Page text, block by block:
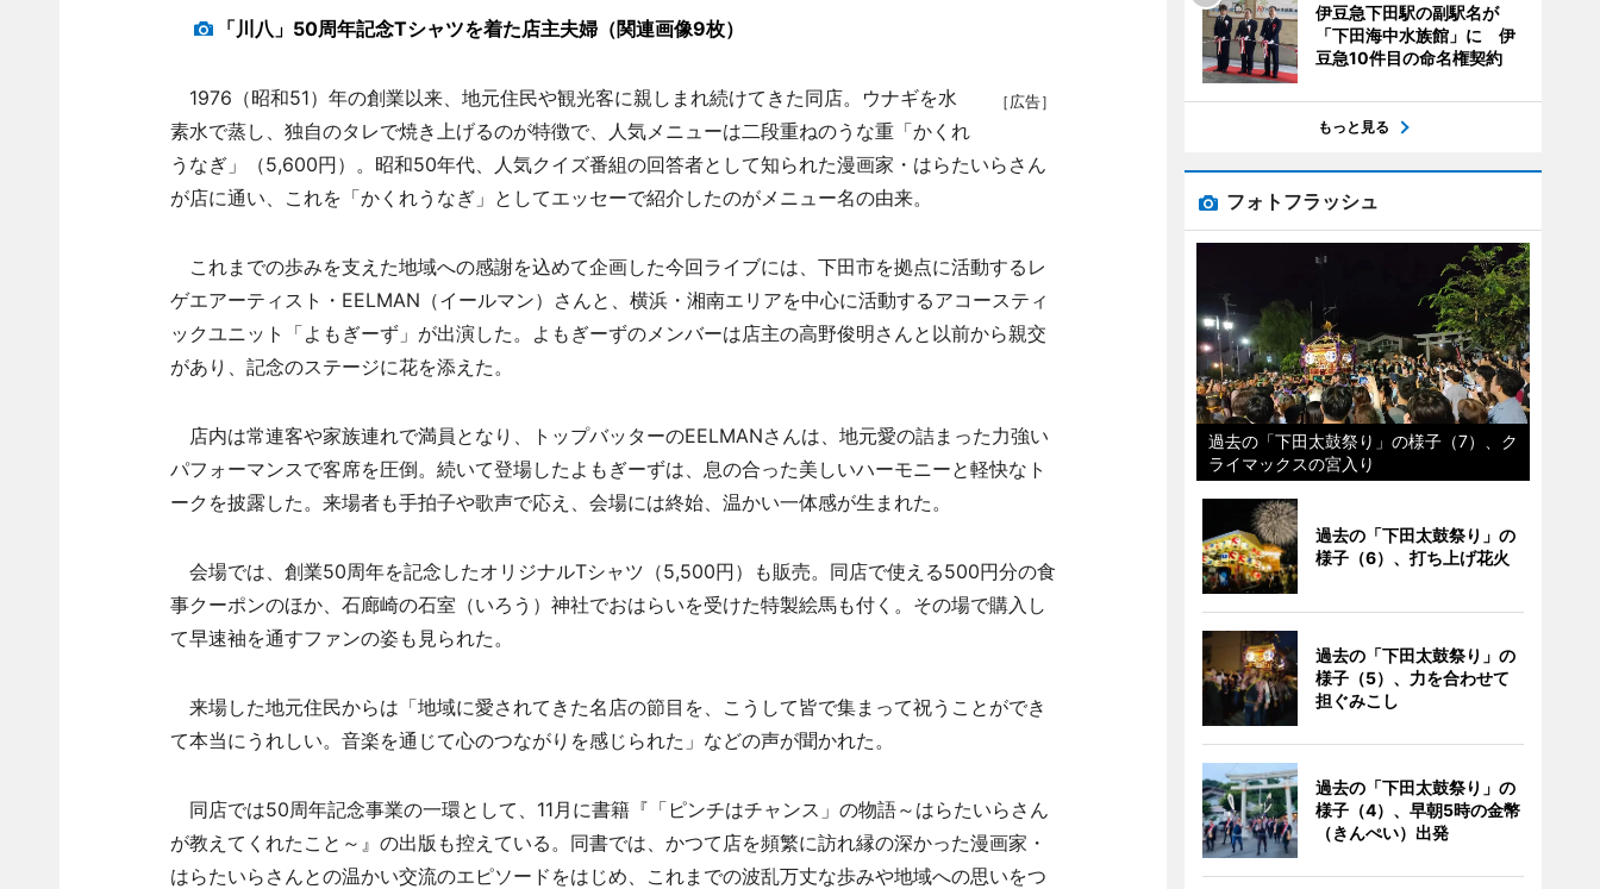
「川八」50周年記念Tシャツを着た店主夫婦（関連画像9枚）
［広告］
1976（昭和51）年の創業以来、地元住民や観光客に親しまれ続けてきた同店。ウナギを水
素水で蒸し、独自のタレで焼き上げるのが特徴で、人気メニューは二段重ねのうな重「かくれ
うなぎ」（5,600円）。昭和50年代、人気クイズ番組の回答者として知られた漫画家・はらたいらさん
が店に通い、これを「かくれうなぎ」としてエッセーで紹介したのがメニュー名の由来。
これまでの歩みを支えた地域への感謝を込めて企画した今回ライブには、下田市を拠点に活動するレ
ゲエアーティスト・EELMAN（イールマン）さんと、横浜・湘南エリアを中心に活動するアコースティ
ックユニット「よもぎーず」が出演した。よもぎーずのメンバーは店主の高野俊明さんと以前から親交
があり、記念のステージに花を添えた。
店内は常連客や家族連れで満員となり、トップバッターのEELMANさんは、地元愛の詰まった力強い
パフォーマンスで客席を圧倒。続いて登場したよもぎーずは、息の合った美しいハーモニーと軽快なト
ークを披露した。来場者も手拍子や歌声で応え、会場には終始、温かい一体感が生まれた。
会場では、創業50周年を記念したオリジナルTシャツ（5,500円）も販売。同店で使える500円分の食
事クーポンのほか、石廊崎の石室（いろう）神社でおはらいを受けた特製絵馬も付く。その場で購入し
て早速袖を通すファンの姿も見られた。
来場した地元住民からは「地域に愛されてきた名店の節目を、こうして皆で集まって祝うことができ
て本当にうれしい。音楽を通じて心のつながりを感じられた」などの声が聞かれた。
同店では50周年記念事業の一環として、11月に書籍『「ピンチはチャンス」の物語～はらたいらさん
が教えてくれたこと～』の出版も控えている。同書では、かつて店を頻繁に訪れ縁の深かった漫画家・
はらたいらさんとの温かい交流のエピソードをはじめ、これまでの波乱万丈な歩みや地域への思いをつ
伊豆急下田駅の副駅名が
「下田海中水族館」に 伊
豆急10件目の命名権契約
もっと見る
フォトフラッシュ
過去の「下田太鼓祭り」の様子（7）、ク
ライマックスの宮入り
過去の「下田太鼓祭り」の
様子（6）、打ち上げ花火
過去の「下田太鼓祭り」の
様子（5）、力を合わせて
担ぐみこし
過去の「下田太鼓祭り」の
様子（4）、早朝5時の金幣
（きんぺい）出発